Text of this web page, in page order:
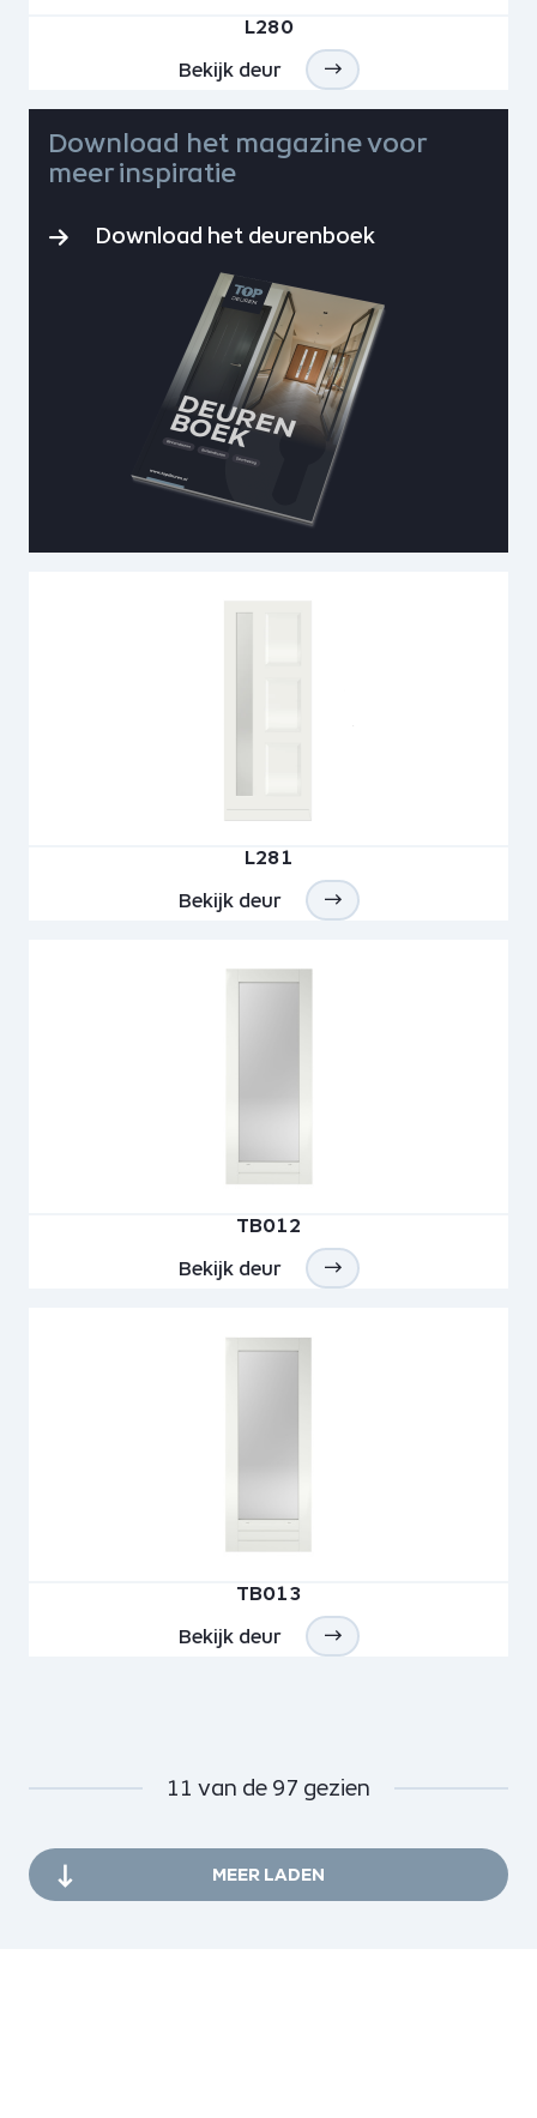
L280
Bekijk deur
Download het magazine voor
meer inspiratie
Download het deurenboek
L281
Bekijk deur
TB012
Bekijk deur
TB013
Bekijk deur
11 van de 97 gezien
MEER LADEN